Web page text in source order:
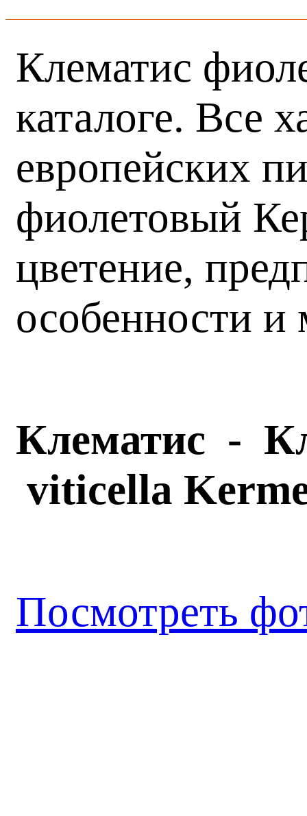
Клематис
каталоге. Все
европейских
фиолетовый
цветение,
особенности и
Клематис -
viticella
Посмотреть